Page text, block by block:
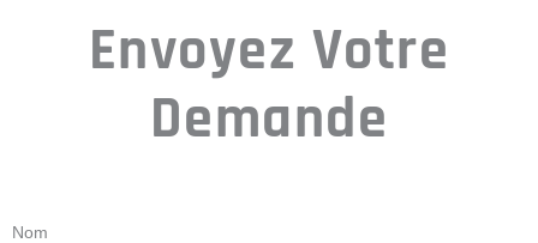
Envoyez Votre
Demande
Nom